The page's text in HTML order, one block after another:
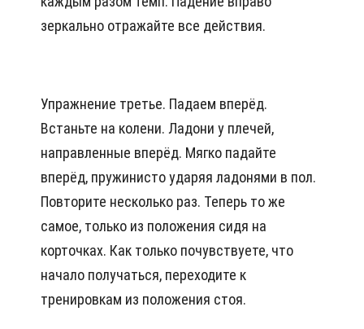
зеркально отражайте все действия.
Упражнение третье. Падаем вперёд.
Встаньте на колени. Ладони у плечей,
направленные вперёд. Мягко падайте
вперёд, пружинисто ударяя ладонями в пол.
Повторите несколько раз. Теперь то же
самое, только из положения сидя на
корточках. Как только почувствуете, что
начало получаться, переходите к
тренировкам из положения стоя.